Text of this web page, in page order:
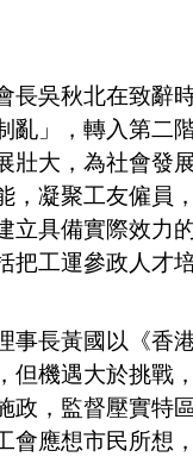
吳秋北在致辭時
亂」，轉入第二
壯大，為社會發
，凝聚工友僱員
立具備實際效力
把工運參政人才
長黃國以《香港
但機遇大於挑戰
政，監督壓實特
會應想市民所想